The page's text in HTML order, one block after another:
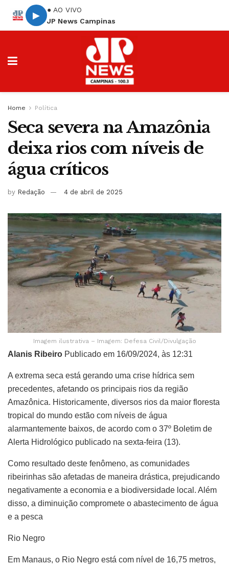
▶
● AO VIVO
JP News Campinas
Home Política
Seca severa na Amazônia
deixa rios com níveis de
água críticos
by Redação 4 de abril de 2025
Imagem ilustrativa – Imagem: Defesa Civil/Divulgação
Alanis Ribeiro Publicado em 16/09/2024, às 12:31
A extrema seca está gerando uma crise hídrica sem
precedentes, afetando os principais rios da região
Amazônica. Historicamente, diversos rios da maior floresta
tropical do mundo estão com níveis de água
alarmantemente baixos, de acordo com o 37º Boletim de
Alerta Hidrológico publicado na sexta-feira (13).
Como resultado deste fenômeno, as comunidades
ribeirinhas são afetadas de maneira drástica, prejudicando
negativamente a economia e a biodiversidade local. Além
disso, a diminuição compromete o abastecimento de água
e a pesca
Rio Negro
Em Manaus, o Rio Negro está com nível de 16,75 metros,